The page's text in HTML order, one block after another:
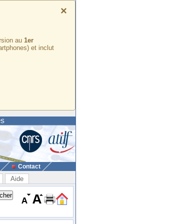
×
au 1er
et inclut
Contact
Aide